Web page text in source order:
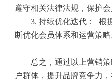
遵守相关法律法规，保护会
3. 持续优化迭代： 根
断优化会员体系和运营策略
总之，通过以上营销
户群体，提升品牌竞争力